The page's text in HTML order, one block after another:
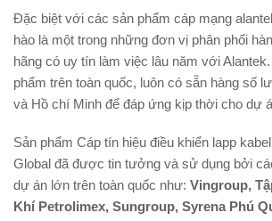
Đặc biệt với các sản phẩm cáp mạng
hào là một trong những đơn vị phân phối
hãng có uy tín làm việc lâu năm với
phẩm trên toàn quốc, luôn có sẵn hàng số
và Hồ chí Minh để đáp ứng kịp thời cho dự
Sản phẩm Cáp tín hiệu điều khiển lapp
Global đã được tin tưởng và sử dụng bởi
dự án lớn trên toàn quốc như: Vingroup,
Khí Petrolimex, Sungroup, Syrena Phú